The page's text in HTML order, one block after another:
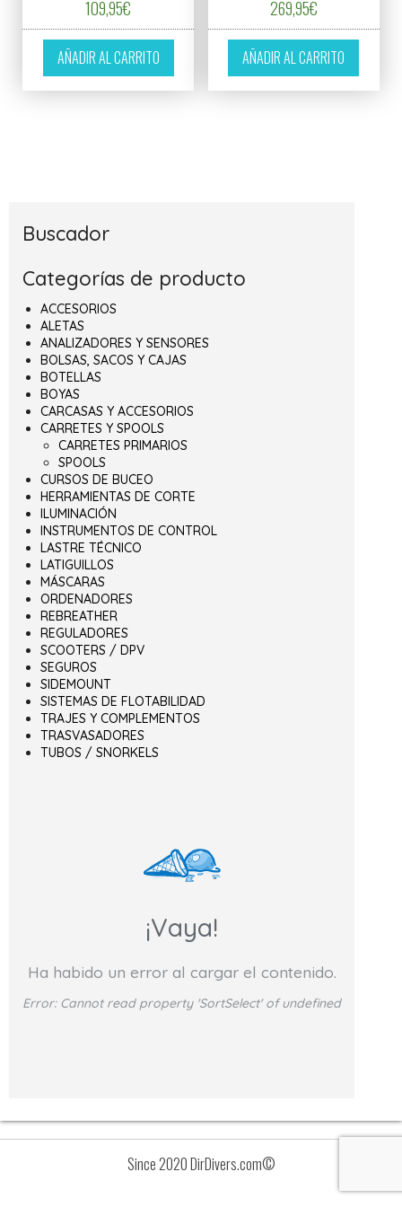
109,95€
AÑADIR AL CARRITO
269,95€
AÑADIR AL CARRITO
Buscador
Categorías de producto
ACCESORIOS
ALETAS
ANALIZADORES Y SENSORES
BOLSAS, SACOS Y CAJAS
BOTELLAS
BOYAS
CARCASAS Y ACCESORIOS
CARRETES Y SPOOLS
CARRETES PRIMARIOS
SPOOLS
CURSOS DE BUCEO
HERRAMIENTAS DE CORTE
ILUMINACIÓN
INSTRUMENTOS DE CONTROL
LASTRE TÉCNICO
LATIGUILLOS
MÁSCARAS
ORDENADORES
REBREATHER
REGULADORES
SCOOTERS / DPV
SEGUROS
SIDEMOUNT
SISTEMAS DE FLOTABILIDAD
TRAJES Y COMPLEMENTOS
TRASVASADORES
TUBOS / SNORKELS
¡Vaya!
Ha habido un error al cargar el contenido.
Error: Cannot read property 'SortSelect' of undefined
Since 2020 DirDivers.com©